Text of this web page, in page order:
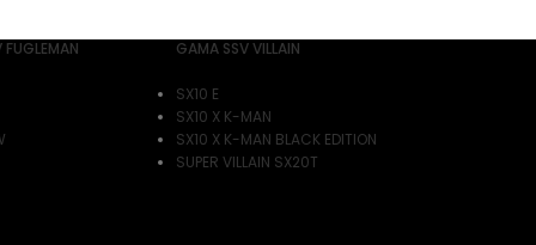
GAMA SSV VILLAIN
SX10 E
SX10 X K-MAN
SX10 X K-MAN BLACK EDITION
SUPER VILLAIN SX20T